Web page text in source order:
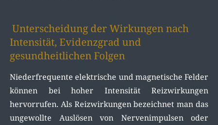
Unterscheidung der Wirkungen nach
Intensität, Evidenzgrad und
gesundheitlichen Folgen
Niederfrequente elektrische und magnetische Felder
können bei hoher Intensität Reizwirkungen
hervorrufen. Als Reizwirkungen bezeichnet man das
ungewollte Auslösen von Nervenimpulsen oder